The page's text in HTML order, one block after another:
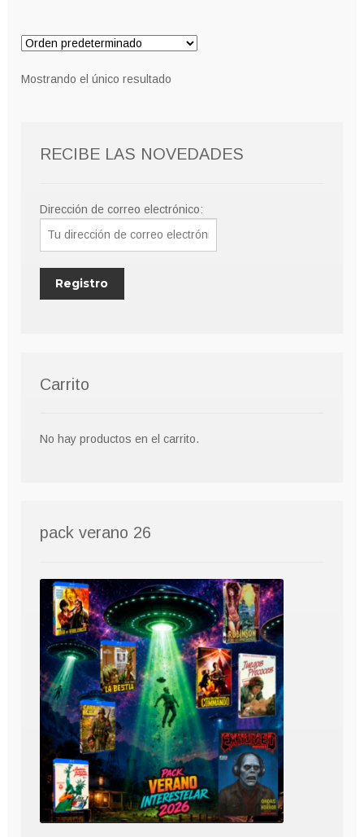
Mostrando el único resultado
RECIBE LAS NOVEDADES
Dirección de correo electrónico:
Carrito
No hay productos en el carrito.
pack verano 26